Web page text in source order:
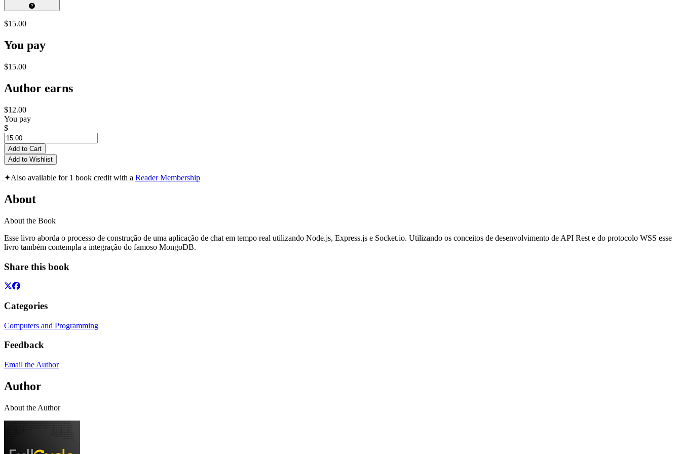
$15.00
You pay
$15.00
Author earns
$12.00
You pay
$
Add to Cart
Add to Wishlist
✦Also available for 1 book credit with a Reader Membership
About
About the Book
Esse livro aborda o processo de construção de uma aplicação de chat em tempo real utilizando Node.js, Express.js e Socket.io. Utilizando os conceitos de desenvolvimento de API Rest e do protocolo WSS esse
livro também contempla a integração do famoso MongoDB.
Share this book
Categories
Computers and Programming
Feedback
Email the Author
Author
About the Author